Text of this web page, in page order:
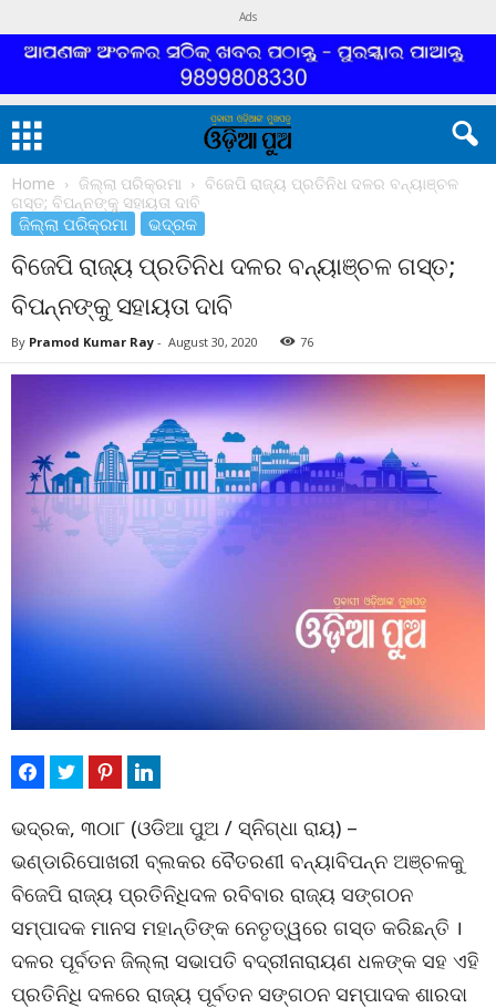
Ads
Home ଜିଲ୍ଲା ପରିକ୍ରମା
ବିଜେପି ରାଜ୍ୟ ପ୍ରତିନିଧ ଦଳର ବନ୍ୟାଞ୍ଚଳ
ଗସ୍ତ; ବିପନ୍ନଙ୍କୁ ସହାୟତା ଦାବି
ଜିଲ୍ଲା ପରିକ୍ରମା ଭଦ୍ରକ
ବିଜେପି ରାଜ୍ୟ ପ୍ରତିନିଧ ଦଳର ବନ୍ୟାଞ୍ଚଳ ଗସ୍ତ;
ବିପନ୍ନଙ୍କୁ ସହାୟତା ଦାବି
By Pramod Kumar Ray - August 30, 2020 76
ଭଦ୍ରକ, ୩୦ା୮ (ଓଡିଆ ପୁଅ / ସ୍ନିଗ୍ଧା ରାୟ) –
ଭଣ୍ଡାରିପୋଖରୀ ବ୍ଲକର ବୈତରଣୀ ବନ୍ୟାବିପନ୍ନ ଅଞ୍ଚଳକୁ
ବିଜେପି ରାଜ୍ୟ ପ୍ରତିନିଧିଦଳ ରବିବାର ରାଜ୍ୟ ସଙ୍ଗଠନ
ସମ୍ପାଦକ ମାନସ ମହାନ୍ତିଙ୍କ ନେତୃତ୍ୱରେ ଗସ୍ତ କରିଛନ୍ତି ।
ଦଳର ପୂର୍ବତନ ଜିଲ୍ଲା ସଭାପତି ବଦ୍ରୀନାରାୟଣ ଧଳଙ୍କ ସହ ଏହି
ପ୍ରତିନିଧି ଦଳରେ ରାଜ୍ୟ ପୂର୍ବତନ ସଙ୍ଗଠନ ସମ୍ପାଦକ ଶାରଦା